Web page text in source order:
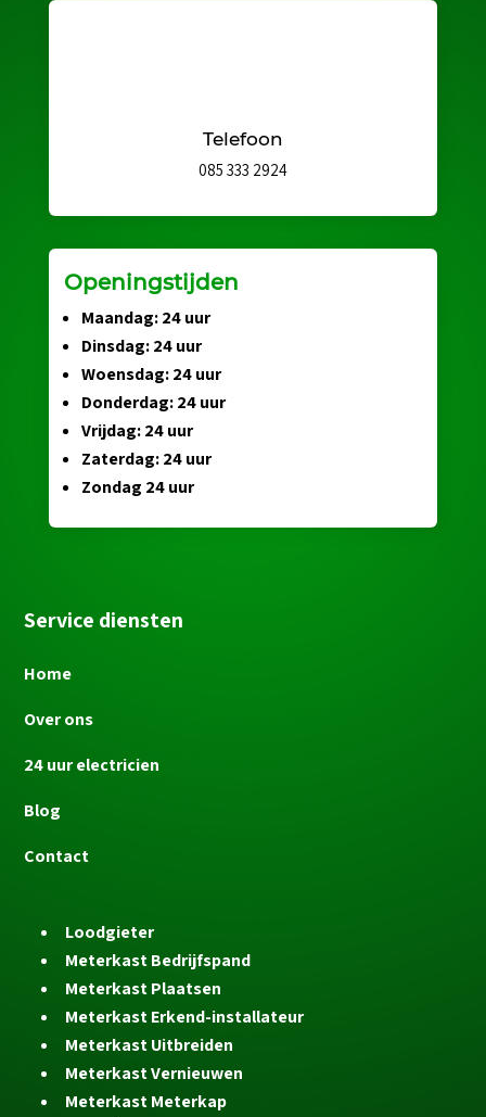
Telefoon
085 333 2924
Openingstijden
Maandag: 24 uur
Dinsdag: 24 uur
Woensdag: 24 uur
Donderdag: 24 uur
Vrijdag: 24 uur
Zaterdag: 24 uur
Zondag 24 uur
Service diensten
Home
Over ons
24 uur electricien
Blog
Contact
Loodgieter
Meterkast Bedrijfspand
Meterkast Plaatsen
Meterkast Erkend-installateur
Meterkast Uitbreiden
Meterkast Vernieuwen
Meterkast Meterkap